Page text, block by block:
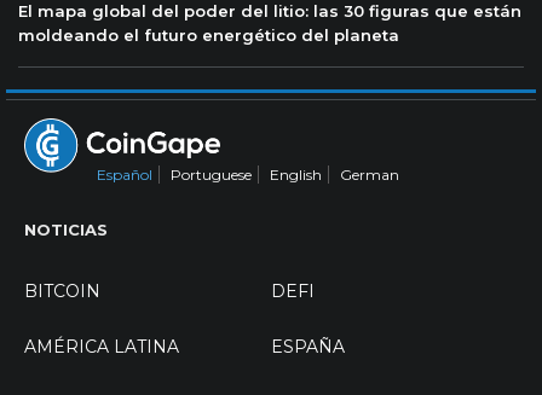
El mapa global del poder del litio: las 30 figuras que están
moldeando el futuro energético del planeta
Español Portuguese English German
NOTICIAS
BITCOIN DEFI
AMÉRICA LATINA ESPAÑA